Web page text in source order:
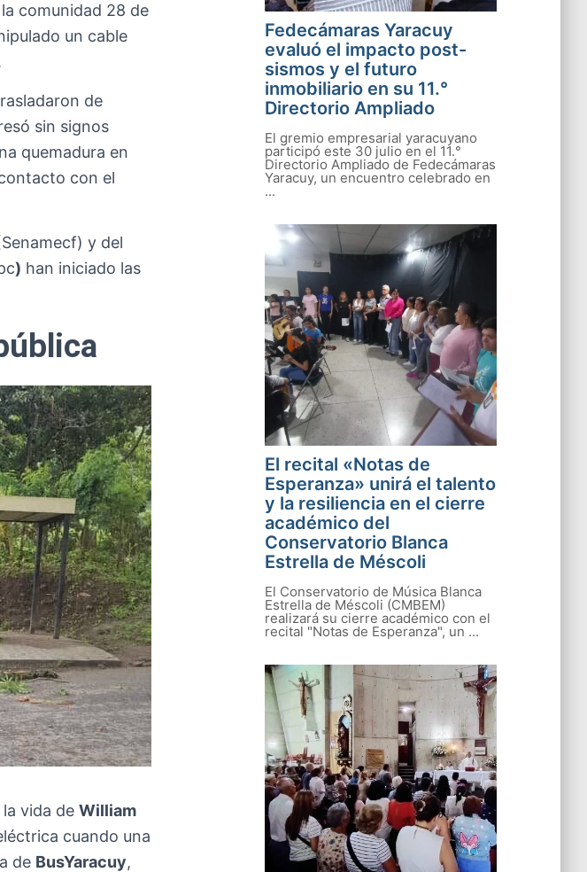
comunidad 28 de
un cable
de
sin signos
quemadura en
con el
y del
) han iniciado las
vida de William
cuando una
de BusYaracuy,
Fedecámaras Yaracuy
evaluó el impacto post-
sismos y el futuro
inmobiliario en su 11.°
Directorio Ampliado
El gremio empresarial yaracuyano
participó este 30 julio en el 11.°
Directorio Ampliado de Fedecámaras
Yaracuy, un encuentro celebrado en
...
El recital «Notas de
Esperanza» unirá el talento
y la resiliencia en el cierre
académico del
Conservatorio Blanca
Estrella de Méscoli
El Conservatorio de Música Blanca
Estrella de Méscoli (CMBEM)
realizará su cierre académico con el
recital "Notas de Esperanza", un ...